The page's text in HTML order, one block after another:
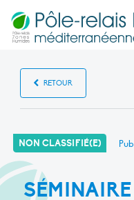
RETOUR
NON CLASSIFIÉ(E)